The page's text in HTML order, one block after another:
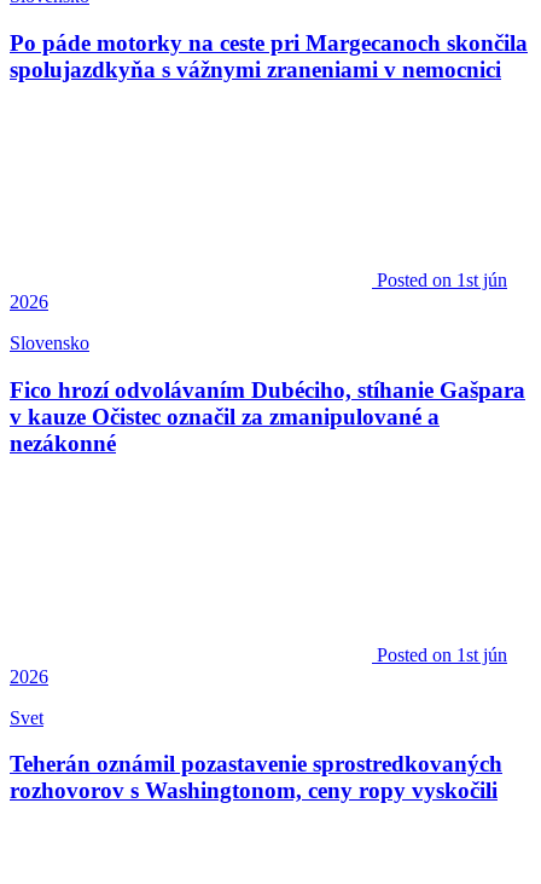
Po páde motorky na ceste pri Margecanoch skončila
spolujazdkyňa s vážnymi zraneniami v nemocnici
Posted on 1st jún
2026
Slovensko
Fico hrozí odvolávaním Dubéciho, stíhanie Gašpara
v kauze Očistec označil za zmanipulované a
nezákonné
Posted on 1st jún
2026
Svet
Teherán oznámil pozastavenie sprostredkovaných
rozhovorov s Washingtonom, ceny ropy vyskočili